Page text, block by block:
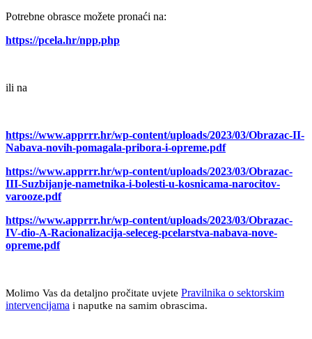
Potrebne obrasce možete pronaći na:
https://pcela.hr/npp.php
ili na
https://www.apprrr.hr/wp-content/uploads/2023/03/Obrazac-II-
Nabava-novih-pomagala-pribora-i-opreme.pdf
https://www.apprrr.hr/wp-content/uploads/2023/03/Obrazac-
III-Suzbijanje-nametnika-i-bolesti-u-kosnicama-narocitov-
varooze.pdf
https://www.apprrr.hr/wp-content/uploads/2023/03/Obrazac-
IV-dio-A-Racionalizacija-seleceg-pcelarstva-nabava-nove-
opreme.pdf
Molimo Vas da detaljno pročitate uvjete Pravilnika o sektorskim
intervencijama i naputke na samim obrascima.